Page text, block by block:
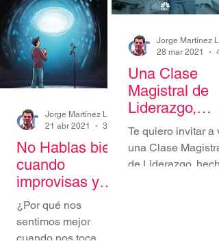
no hay una foto que
resume “mi vida en
público”....
No Hablas bien
cuando
improvisas y
aquí va la razón
¿Por qué nos
sentimos mejor
cuando nos toca
21 abr 2021
Una Clase
Magistral de
Liderazgo,
hecha serie:
New
Amsterdam
Te quiero invitar a
una Clase Magistral
de Liderazgo,
28 mar 2021